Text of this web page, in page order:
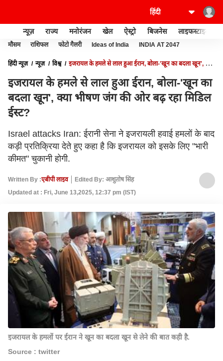
न्यूज़ राज्य मनोरंजन खेल ऐस्ट्रो बिजनेस लाइफस्टाइल
मौसम राशिफल फोटो गैलरी Ideas of India INDIA AT 2047
हिंदी न्यूज़ न्यूज़ विश्व
इजरायल के हमले से लाल हुआ ईरान, बोला-'खून का बदला खून', क्या
इजरायल के हमले से लाल हुआ ईरान, बोला-'खून का
बदला खून', क्या भीषण जंग की ओर बढ़ रहा मिडिल
ईस्ट?
Israel attacks Iran: ईरानी सेना ने इजरायली हवाई हमलों के बाद
कड़ी प्रतिक्रिया देते हुए कहा है कि इजरायल को इसके लिए "भारी
कीमत" चुकानी होगी.
Written By :एबीपी लाइव
Edited By: आशुतोष सिंह
Updated at : Fri, June 13,2025, 12:37 pm (IST)
इजरायल के हमलों पर ईरान ने खून का बदला खून से लेने की बात कही है.
Source : twitter